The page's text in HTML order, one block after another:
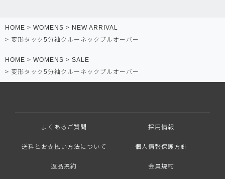
HOME WOMENS
NEW ARRIVAL
変形タック5分袖クルーネックプルオーバー
HOME WOMENS
SALE
変形タック5分袖クルーネックプルオーバー
よくあるご質問 採用情報
送料とお支払い方法について 個人情報保護方針
返品規約 会員規約